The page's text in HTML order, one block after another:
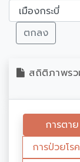
ตกลง
สถิติภาพรว
การตาย
การป่วยโร